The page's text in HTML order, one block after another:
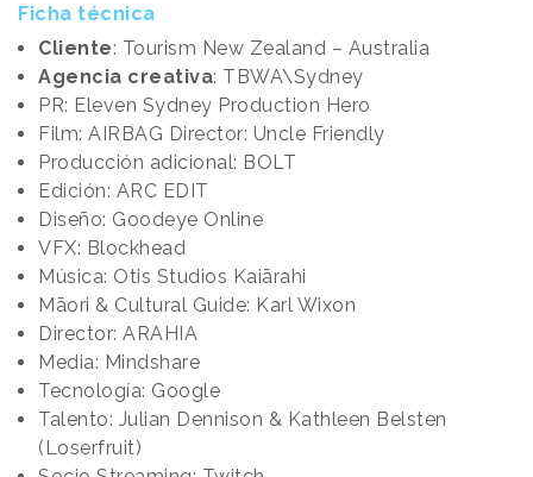
Ficha técnica
Cliente: Tourism New Zealand – Australia
Agencia creativa: TBWA\Sydney
PR: Eleven Sydney Production Hero
Film: AIRBAG Director: Uncle Friendly
Producción adicional: BOLT
Edición: ARC EDIT
Diseño: Goodeye Online
VFX: Blockhead
Música: Otis Studios Kaiārahi
Māori & Cultural Guide: Karl Wixon
Director: ARAHIA
Media: Mindshare
Tecnología: Google
Talento: Julian Dennison & Kathleen Belsten
(Loserfruit)